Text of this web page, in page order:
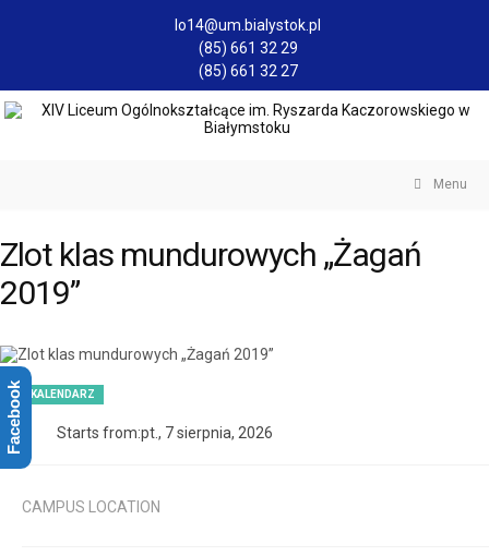
lo14@um.bialystok.pl
(85) 661 32 29
(85) 661 32 27
Menu
Zlot klas mundurowych „Żagań
2019”
KALENDARZ
Starts from:pt., 7 sierpnia, 2026
CAMPUS LOCATION
Facebook